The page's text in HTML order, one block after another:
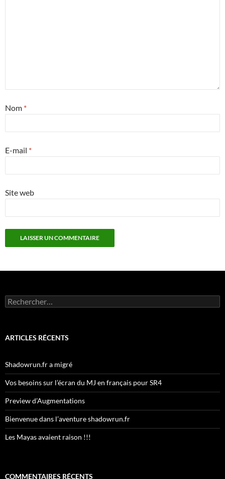
Nom *
E-mail *
Site web
Rechercher :
ARTICLES RÉCENTS
Shadowrun.fr a migré
Vos besoins sur l’écran du MJ en français pour SR4
Preview d’Augmentations
Bienvenue dans l’aventure shadowrun.fr
Les Mayas avaient raison !!!
COMMENTAIRES RÉCENTS